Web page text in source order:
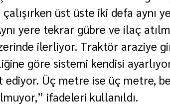
üst üste iki defa aynı
yere tekrar gübre ve ilaç
ilerliyor. Traktör araziye
göre sistemi kendisi
ediyor. Üç metre ise üç metre,
ifadeleri kullanıldı.